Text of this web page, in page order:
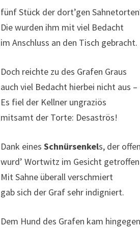
fünf Stück der dort’gen
Die wurden ihm mit viel Bedacht
im Anschluss an den Tisch gebracht.
Doch reichte zu des Grafen Graus
auch viel Bedacht hierbei nicht aus –
Es fiel der Kellner ungraziös
mitsamt der Torte: Desaströs!
Dank eines Schnürsenkels, der
wurd’ Wortwitz im Gesicht
Mit Sahne überall verschmiert
gab sich der Graf sehr indigniert.
Dem Hund des Grafen kam hingegen